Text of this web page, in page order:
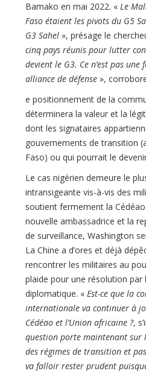
Bamako en mai 2022. « Le
Faso étaient les pivots du G5
G3 Sahel », présage le
cinq pays réunis pour lutter
devient le G3. Ce n’est pas
alliance de défense »,
e positionnement de la
déterminera la valeur et la
dont les signataires
gouvernements de transition
Faso) ou qui pourrait le
Le cas nigérien demeure le
intransigeante vis-à-vis des
soutient fermement la
nouvelle ambassadrice et la
de surveillance, Washington
La Chine a d’ores et déjà
rencontrer les militaires au
plaide pour une résolution par
diplomatique. « Est-ce que la
internationale va continuer à
Cédéao et l’Union africaine ?,
question porte maintenant
des régimes de transition et
va falloir rester prudent